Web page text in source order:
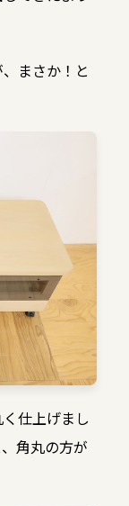
まさか！と
仕上げまし
角丸の方が